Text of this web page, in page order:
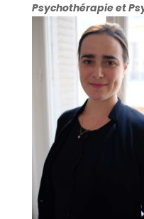
Psychothérapie et